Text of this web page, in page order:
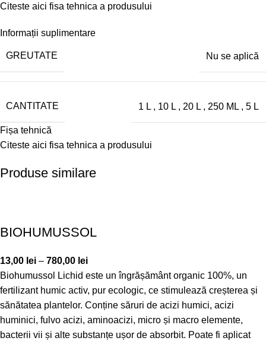
Citeste aici fisa tehnica a produsului
Informații suplimentare
GREUTATE Nu se aplică
CANTITATE 1 L , 10 L , 20 L , 250 ML , 5 L
Fișa tehnică
Citeste aici fisa tehnica a produsului
Produse similare
BIOHUMUSSOL
13,00 lei – 780,00 lei
Biohumussol Lichid este un îngrășământ organic 100%, un
fertilizant humic activ, pur ecologic, ce stimulează creșterea și
sănătatea plantelor. Conține săruri de acizi humici, acizi
huminici, fulvo acizi, aminoacizi, micro și macro elemente,
bacterii vii și alte substanțe ușor de absorbit. Poate fi aplicat